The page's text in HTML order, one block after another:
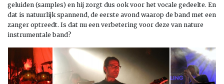
geluiden (samples) en hij zorgt dus ook voor het vocale gedeelte. En
dat is natuurlijk spannend, de eerste avond waarop de band met een
zanger optreedt. Is dat nu een verbetering voor deze van nature
instrumentale band?